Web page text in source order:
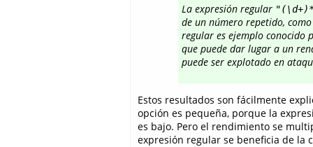
La expresión regular
de un número repetido,
regular es ejemplo
que puede dar lugar a un
puede ser explotado en
Estos resultados son fácilmente
opción es pequeña, porque la
es bajo. Pero el rendimiento se
expresión regular se beneficia de la